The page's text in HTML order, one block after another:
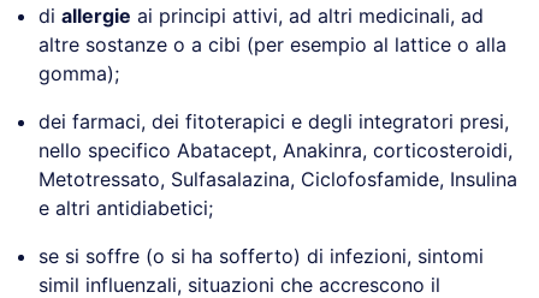
di allergie ai principi attivi, ad altri medicinali, ad
altre sostanze o a cibi (per esempio al lattice o alla
gomma);
dei farmaci, dei fitoterapici e degli integratori presi,
nello specifico Abatacept, Anakinra, corticosteroidi,
Metotressato, Sulfasalazina, Ciclofosfamide, Insulina
e altri antidiabetici;
se si soffre (o si ha sofferto) di infezioni, sintomi
simil influenzali, situazioni che accrescono il